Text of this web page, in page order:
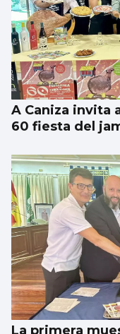
A Caniza invita
60 fiesta del
La primera